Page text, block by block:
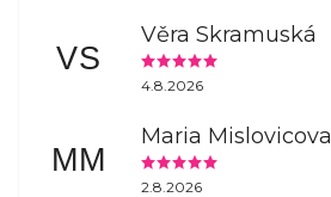
VS
Věra Skramuská
4.8.2026
MM
Maria Mislovicova
2.8.2026